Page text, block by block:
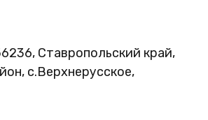
Ставропольский край,
с.Верхнерусское,